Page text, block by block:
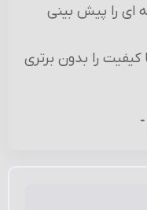
ای را پیش بینی
را بدون برتری
-